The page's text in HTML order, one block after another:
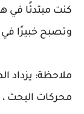
كنت مبتدئًا في
وتصبح خبيرًا
ملاحظة: يزداد
محركات البحث ،